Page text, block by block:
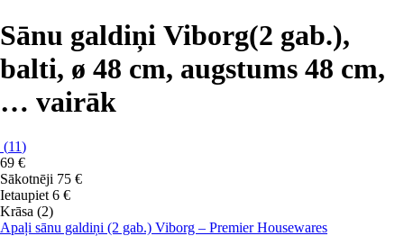
Sānu galdiņi Viborg(2 gab.),
balti, ø 48 cm, augstums 48 cm,
… vairāk
(11)
69 €
Sākotnēji 75 €
Ietaupiet 6 €
Krāsa (2)
Apaļi sānu galdiņi (2 gab.) Viborg – Premier Housewares